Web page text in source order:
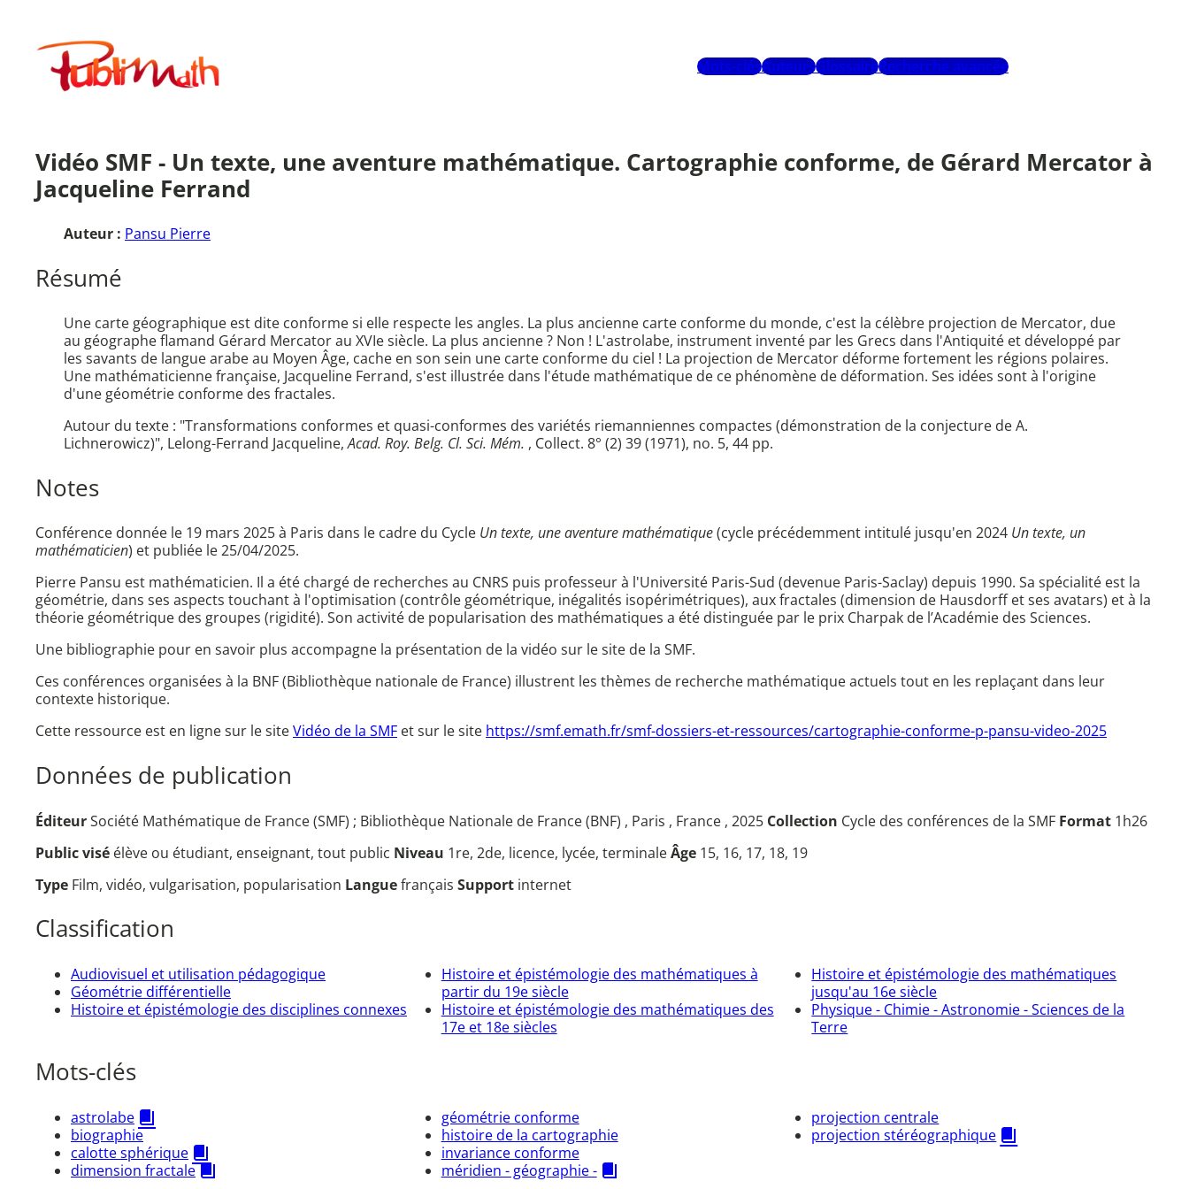
contenuPublimath
Mots-clésAuteursGlossaireRecherche avancée
Vidéo SMF - Un texte, une aventure mathématique. Cartographie conforme, de Gérard Mercator à
Jacqueline Ferrand
Auteur : Pansu Pierre
Résumé
Une carte géographique est dite conforme si elle respecte les angles. La plus ancienne carte conforme du monde, c'est la célèbre projection de Mercator, due
au géographe flamand Gérard Mercator au XVIe siècle. La plus ancienne ? Non ! L'astrolabe, instrument inventé par les Grecs dans l'Antiquité et développé par
les savants de langue arabe au Moyen Âge, cache en son sein une carte conforme du ciel ! La projection de Mercator déforme fortement les régions polaires.
Une mathématicienne française, Jacqueline Ferrand, s'est illustrée dans l'étude mathématique de ce phénomène de déformation. Ses idées sont à l'origine
d'une géométrie conforme des fractales.
Autour du texte : "Transformations conformes et quasi-conformes des variétés riemanniennes compactes (démonstration de la conjecture de A.
Lichnerowicz)", Lelong-Ferrand Jacqueline,Acad. Roy. Belg. Cl. Sci. Mém. , Collect. 8° (2) 39 (1971), no. 5, 44 pp.
Notes
Conférence donnée le 19 mars 2025 à Paris dans le cadre du Cycle Un texte, une aventure mathématique(cycle précédemment intitulé jusqu'en 2024 Un texte, un
mathématicien) et publiée le 25/04/2025.
Pierre Pansu est mathématicien. Il a été chargé de recherches au CNRS puis professeur à l'Université Paris-Sud (devenue Paris-Saclay) depuis 1990. Sa spécialité est la
géométrie, dans ses aspects touchant à l'optimisation (contrôle géométrique, inégalités isopérimétriques), aux fractales (dimension de Hausdorff et ses avatars) et à la
théorie géométrique des groupes (rigidité). Son activité de popularisation des mathématiques a été distinguée par le prix Charpak de l’Académie des Sciences.
Une bibliographie pour en savoir plus accompagne la présentation de la vidéo sur le site de la SMF.
Ces conférences organisées à la BNF (Bibliothèque nationale de France) illustrent les thèmes de recherche mathématique actuels tout en les replaçant dans leur
contexte historique.
Cette ressource est en ligne sur le siteVidéo de la SMF et sur le site https://smf.emath.fr/smf-dossiers-et-ressources/cartographie-conforme-p-pansu-video-2025
Données de publication
ÉditeurSociété Mathématique de France (SMF) ; Bibliothèque Nationale de France (BNF) , Paris , France , 2025 Collection Cycle des conférences de la SMF Format 1h26
Public visé élève ou étudiant, enseignant, tout public Niveau 1re, 2de, licence, lycée, terminaleÂge 15, 16, 17, 18, 19
Type Film, vidéo, vulgarisation, popularisation Languefrançais Support internet
Classification
Audiovisuel et utilisation pédagogique
Géométrie différentielle
Histoire et épistémologie des disciplines connexes
Histoire et épistémologie des mathématiques à
partir du 19e siècle
Histoire et épistémologie des mathématiques des
17e et 18e siècles
Histoire et épistémologie des mathématiques
jusqu'au 16e siècle
Physique - Chimie - Astronomie - Sciences de la
Terre
Mots-clés
astrolabe
biographie
calotte sphérique
dimension fractale
géométrie conforme
histoire de la cartographie
invariance conforme
méridien - géographie -
projection centrale
projection stéréographique